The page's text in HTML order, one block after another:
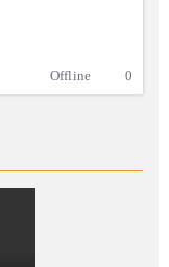
Offline
0